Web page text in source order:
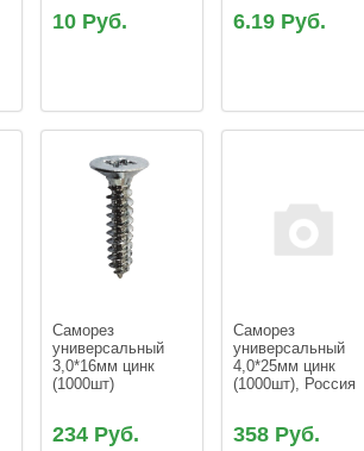
10 Руб. 6.19 Руб.
Саморез
универсальный
3,0*16мм цинк
(1000шт)
234 Руб.
Саморез
универсальный
4,0*25мм цинк
(1000шт), Россия
358 Руб.